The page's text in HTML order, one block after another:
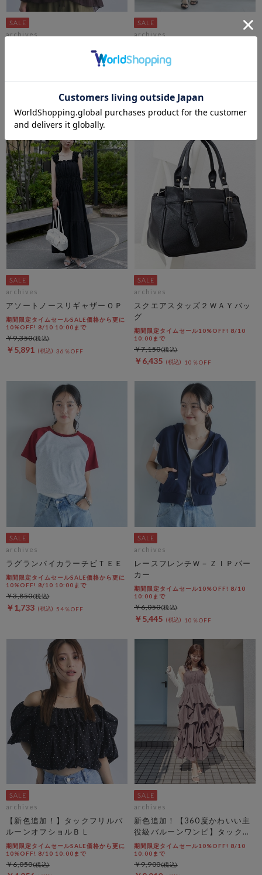
archives
【新色追加！】２ｗａｙシャー
10:00まで
archives
リワンピース
10%OFF! 8/10 10:00まで
￥5,544 37％OFF
archives
アソートノースリギャザーＯＰ
期間限定タイムセールSALE価格から更に
10%OFF! 8/10 10:00まで
￥5,891 36％OFF
￥9,350
archives
スクエアスタッズ２ＷＡＹバッ
グ
期間限定タイムセール10%OFF! 8/10
10:00まで
￥6,435 10％OFF
￥7,150
archives
ラグランバイカラーチビＴＥＥ
期間限定タイムセールSALE価格から更に
10%OFF! 8/10 10:00まで
￥1,733 54％OFF
￥3,850
archives
レースフレンチＷ－ＺＩＰパー
カー
期間限定タイムセール10%OFF! 8/10
10:00まで
￥5,445 10％OFF
￥6,050
archives
【新色追加！】タックフリルバ
ルーンオフショルＢＬ
期間限定タイムセールSALE価格から更に
10%OFF! 8/10 10:00まで
￥6,050
archives
新色追加！【360度かわいい主
役級バルーンワンピ】タックバ
ルーンノースリギャザーワンピ
ース
期間限定タイムセール10%OFF! 8/10
10:00まで
￥9,900